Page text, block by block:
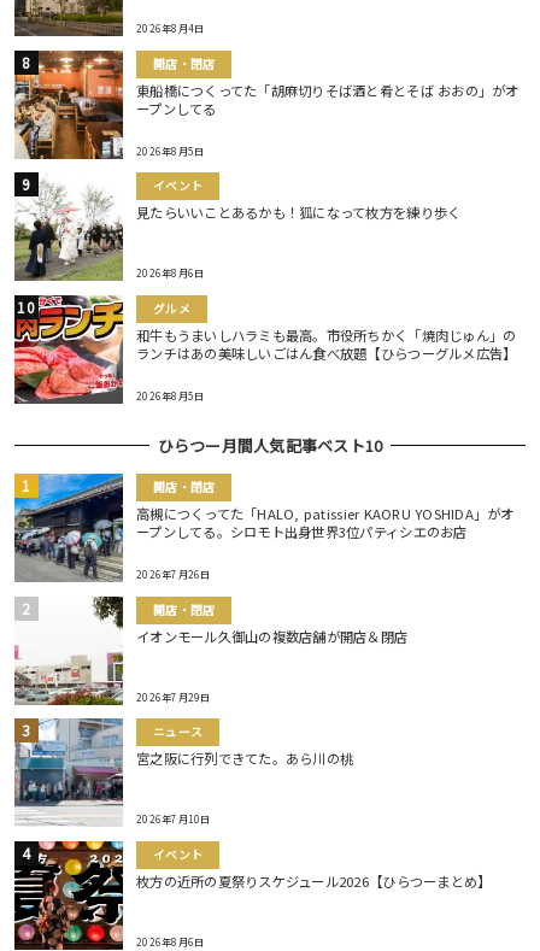
2026年8月4日
開店・閉店
東船橋につくってた「胡麻切りそば酒と肴とそば おおの」がオ
ープンしてる
2026年8月5日
イベント
見たらいいことあるかも！狐になって枚方を練り歩く
2026年8月6日
グルメ
和牛もうまいしハラミも最高。市役所ちかく「焼肉じゅん」の
ランチはあの美味しいごはん食べ放題【ひらつーグルメ広告】
2026年8月5日
ひらつー月間人気記事ベスト10
開店・閉店
高槻につくってた「HALO, patissier KAORU YOSHIDA」がオ
ープンしてる。シロモト出身世界3位パティシエのお店
2026年7月26日
開店・閉店
イオンモール久御山の複数店舗が開店＆閉店
2026年7月29日
ニュース
宮之阪に行列できてた。あら川の桃
2026年7月10日
イベント
枚方の近所の夏祭りスケジュール2026【ひらつーまとめ】
2026年8月6日